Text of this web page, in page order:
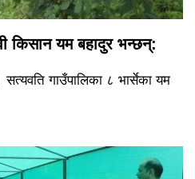
किसान यम बहादुर भन्छन्:
गाउँपालिका ८ भार्सेका यम